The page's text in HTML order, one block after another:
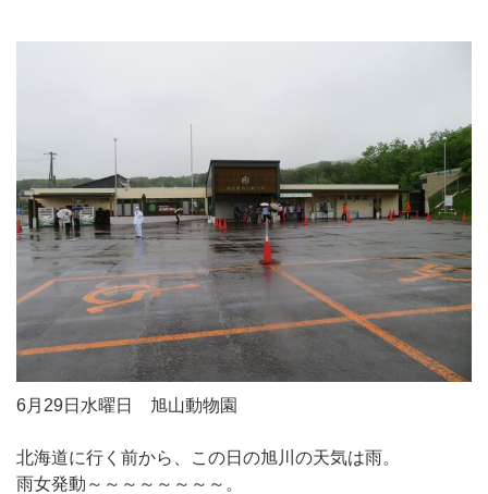
6月29日水曜日 旭山動物園
北海道に行く前から、この日の旭川の天気は雨。
雨女発動～～～～～～～～。